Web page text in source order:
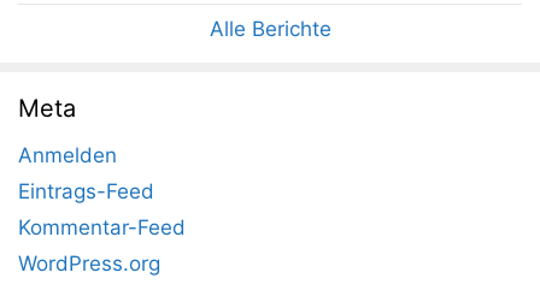
Alle Berichte
Meta
Anmelden
Eintrags-Feed
Kommentar-Feed
WordPress.org